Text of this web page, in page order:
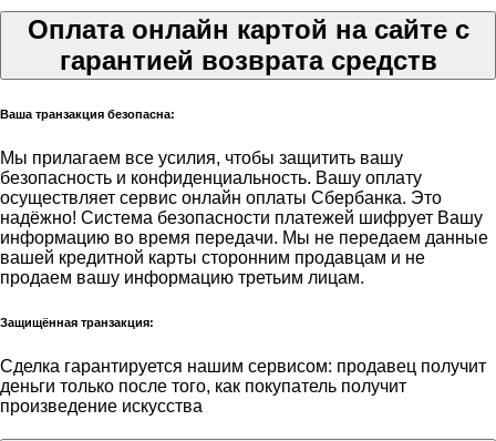
Оплата онлайн картой на сайте с
гарантией возврата средств
Ваша транзакция безопасна:
Мы прилагаем все усилия, чтобы защитить вашу
безопасность и конфиденциальность. Вашу оплату
осуществляет сервис онлайн оплаты Сбербанка. Это
надёжно! Система безопасности платежей шифрует Вашу
информацию во время передачи. Мы не передаем данные
вашей кредитной карты сторонним продавцам и не
продаем вашу информацию третьим лицам.
Защищённая транзакция:
Сделка гарантируется нашим сервисом: продавец получит
деньги только после того, как покупатель получит
произведение искусства